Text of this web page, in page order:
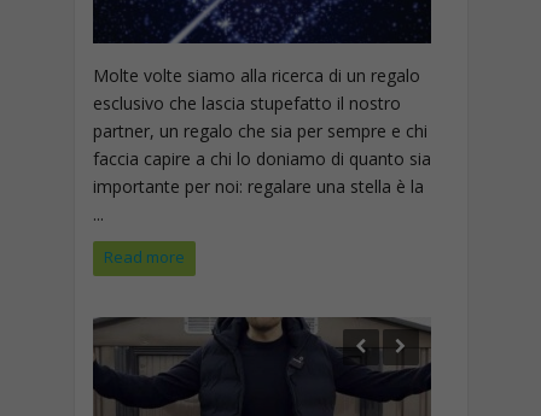
Molte volte siamo alla ricerca di un regalo
esclusivo che lascia stupefatto il nostro
partner, un regalo che sia per sempre e chi
faccia capire a chi lo doniamo di quanto sia
importante per noi: regalare una stella è la
...
Read more